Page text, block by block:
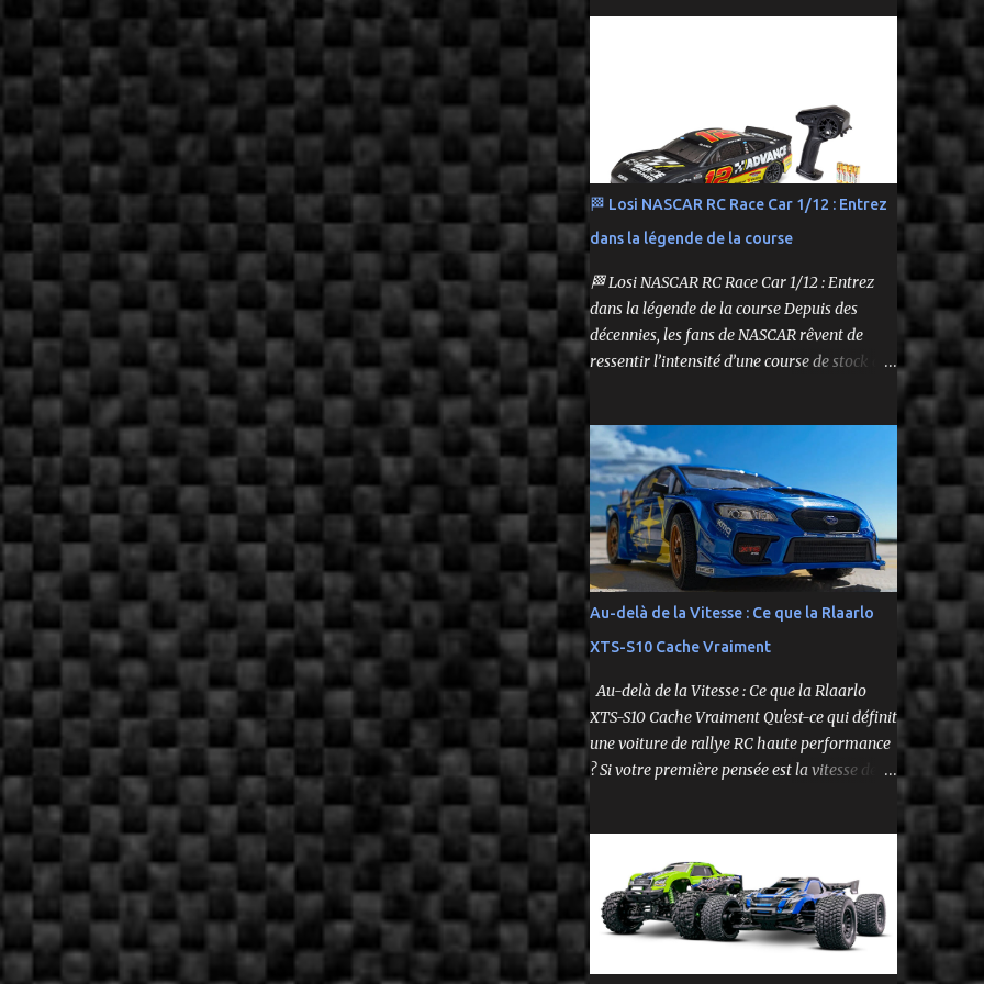
Carrosserie peinte et décorée Radio à volant
🏁 Losi NASCAR RC Race Car 1/12 : Entrez
dans la légende de la course
🏁 Losi NASCAR RC Race Car 1/12 : Entrez
dans la légende de la course Depuis des
décennies, les fans de NASCAR rêvent de
ressentir l’intensité d’une course de stock car
bolide pas comme les autres : une voiture de
course radiocommandée à l’échelle 1/12,
fidèle à l’univers NASCAR, prête à foncer sur
n’importe quelle surface plate. Voici le Losi
NASCAR RC Race Car , dans sa version Ryan
Blaney No. 12 Advance Auto Parts Ford
Mustang RTR 2025 .
Au-delà de la Vitesse : Ce que la Rlaarlo
XTS-S10 Cache Vraiment
Au-delà de la Vitesse : Ce que la Rlaarlo
XTS-S10 Cache Vraiment Qu'est-ce qui définit
une voiture de rallye RC haute performance
? Si votre première pensée est la vitesse de
pointe affichée sur la boîte, vous ne voyez
impressionnants se cachent souvent dans la
conception, les matériaux et la philosophie
du produit. Plongeons dans les aspects
surprenants qui font de cette machine bien